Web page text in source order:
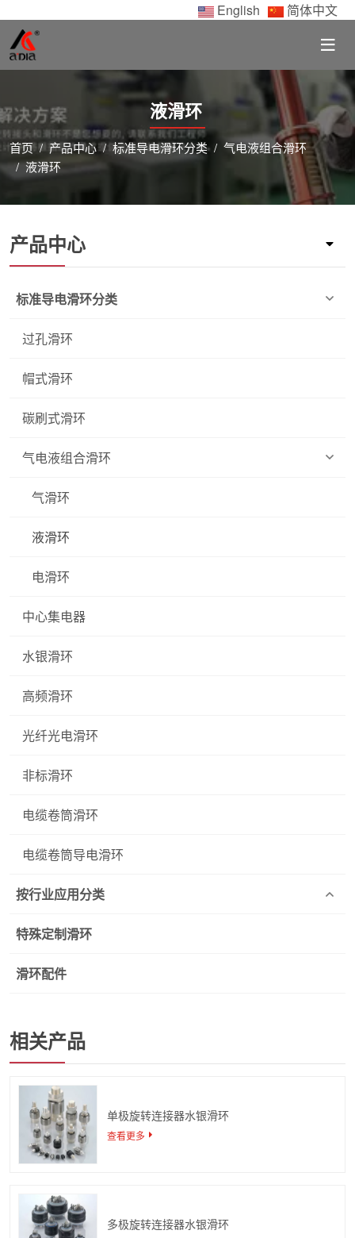
English 简体中文
液滑环
首页 产品中心 标准导电滑环分类
气电液组合滑环
液滑环
产品中心
标准导电滑环分类
过孔滑环
帽式滑环
碳刷式滑环
气电液组合滑环
气滑环
液滑环
电滑环
中心集电器
水银滑环
高频滑环
光纤光电滑环
非标滑环
电缆卷筒滑环
电缆卷筒导电滑环
按行业应用分类
特殊定制滑环
滑环配件
相关产品
单极旋转连接器水银滑环
查看更多
多极旋转连接器水银滑环